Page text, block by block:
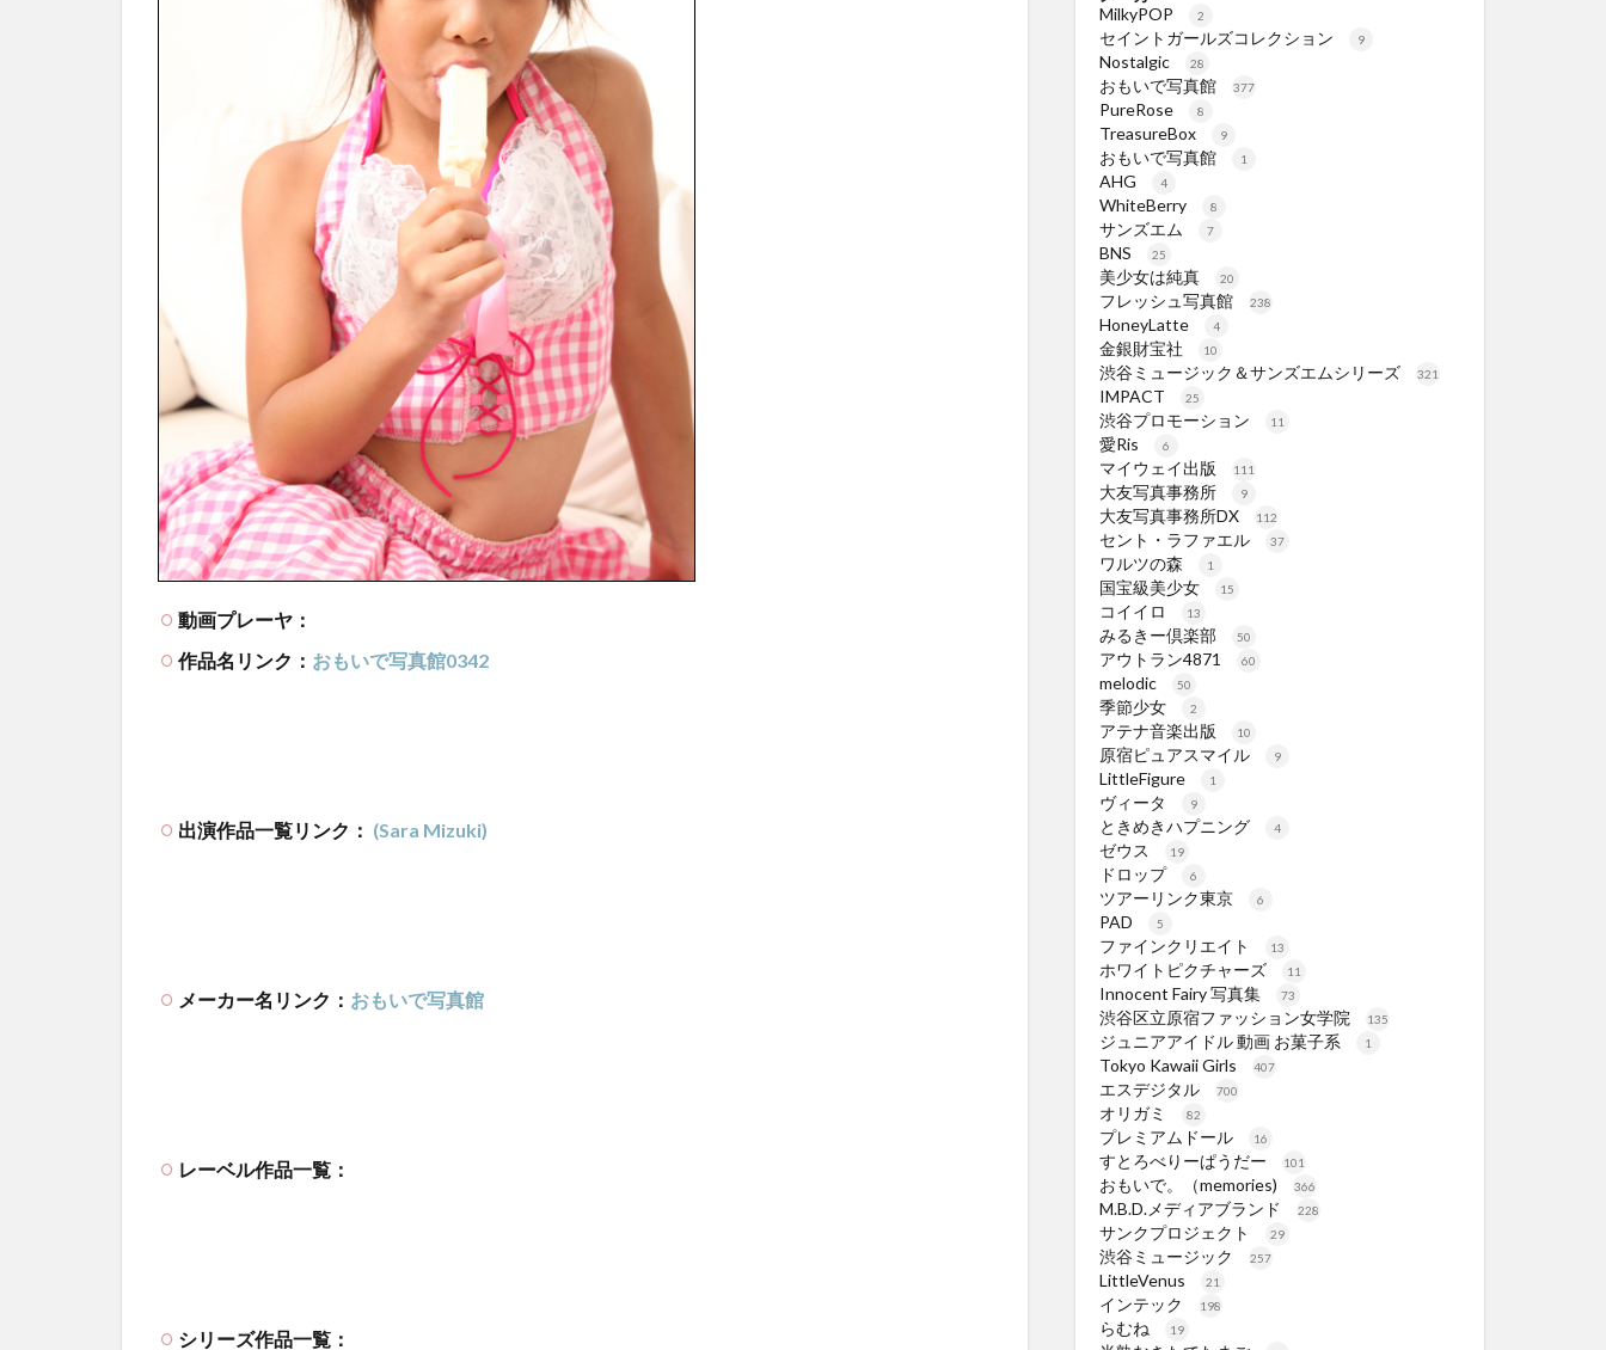
動画プレーヤ：
作品名リンク： おもいで写真館0342
出演作品一覧リンク： (Sara Mizuki)
メーカー名リンク： おもいで写真館
レーベル作品一覧：
シリーズ作品一覧：
MilkyPOP
2
セイントガールズコレクション 9
Nostalgic 28
おもいで写真館 377
PureRose 8
TreasureBox 9
おもいで写真館 1
AHG 4
WhiteBerry 8
サンズエム 7
BNS 25
美少女は純真 20
フレッシュ写真館 238
HoneyLatte 4
金銀財宝社 10
渋谷ミュージック＆サンズエムシリーズ 321
IMPACT 25
渋谷プロモーション 11
愛Ris 6
マイウェイ出版 111
大友写真事務所 9
大友写真事務所DX 112
セント・ラファエル 37
ワルツの森 1
国宝級美少女 15
コイイロ 13
みるきー倶楽部 50
アウトラン4871 60
melodic 50
季節少女 2
アテナ音楽出版 10
原宿ピュアスマイル 9
LittleFigure 1
ヴィータ 9
ときめきハプニング 4
ゼウス 19
ドロップ 6
ツアーリンク東京 6
PAD 5
ファインクリエイト 13
ホワイトピクチャーズ 11
Innocent Fairy 写真集 73
渋谷区立原宿ファッション女学院 135
ジュニアアイドル 動画 お菓子系 1
Tokyo Kawaii Girls 407
エスデジタル 700
オリガミ 82
プレミアムドール 16
すとろべりーぱうだー 101
おもいで。（memories) 366
M.B.D.メディアブランド 228
サンクプロジェクト 29
渋谷ミュージック 257
LittleVenus 21
インテック 198
らむね 19